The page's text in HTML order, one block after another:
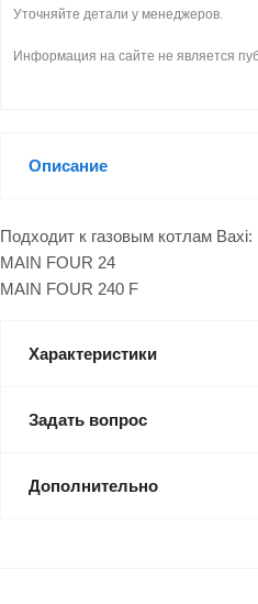
Уточняйте детали у менеджеров.
Информация на сайте не является
Описание
Подходит к газовым котлам Baxi:
MAIN FOUR 24
MAIN FOUR 240 F
Характеристики
Задать вопрос
Дополнительно